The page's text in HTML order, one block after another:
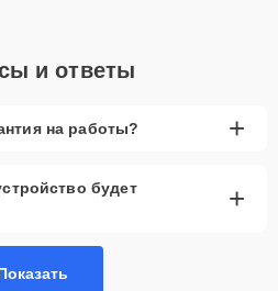
и ответы
на работы? +
будет
+